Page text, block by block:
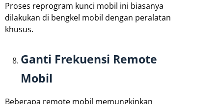
Proses reprogram kunci mobil ini biasanya
dilakukan di bengkel mobil dengan peralatan
khusus.
Ganti Frekuensi Remote
Mobil
Beberapa remote mobil memungkinkan